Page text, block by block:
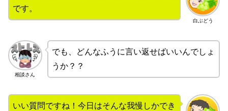
白ぶどう
です。
相談さん
でも、どんなふうに言い返せばいいんでしょ
うか？？
いい質問ですね！今日はそんな我慢しかでき